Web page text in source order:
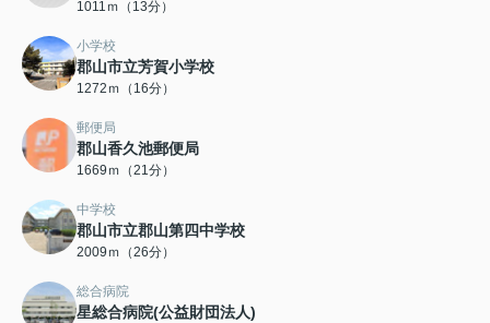
1011ｍ（13分）
小学校
郡山市立芳賀小学校
1272ｍ（16分）
郵便局
郡山香久池郵便局
1669ｍ（21分）
中学校
郡山市立郡山第四中学校
2009ｍ（26分）
総合病院
星総合病院(公益財団法人)